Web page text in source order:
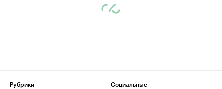
Рубрики
Социальные